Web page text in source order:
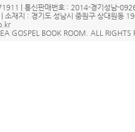
| 통신판매번호 : 2014-경기성남-
재지 : 경기도 성남시 중원구 상대원동
GOSPEL BOOK ROOM. ALL RIGHTS